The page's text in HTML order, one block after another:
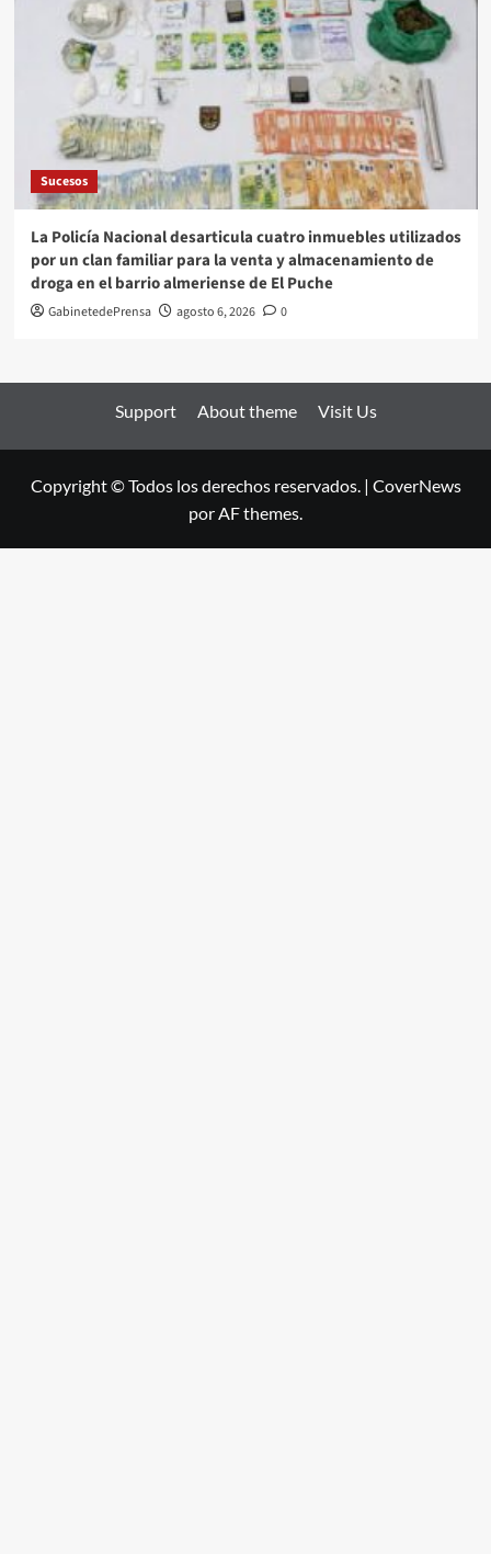
Sucesos
La Policía Nacional desarticula cuatro inmuebles utilizados
por un clan familiar para la venta y almacenamiento de
droga en el barrio almeriense de El Puche
GabinetedePrensa agosto 6, 2026 0
Support About theme Visit Us
Copyright © Todos los derechos reservados. | CoverNews
por AF themes.